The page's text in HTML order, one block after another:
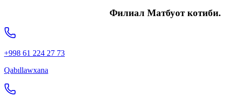
Филиал Матбуот котиби.
+998 61 224 27 73
Qabıllawxana